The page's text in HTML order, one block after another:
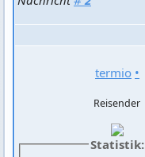
termio •
Reisender
Statistik: